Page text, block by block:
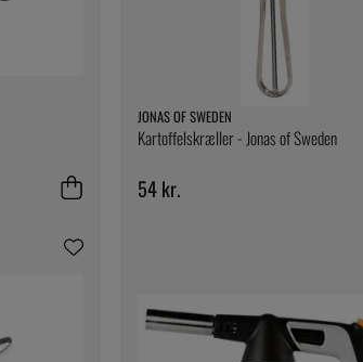
JONAS OF SWEDEN
Kartoffelskræller - Jonas of Sweden
54 kr.